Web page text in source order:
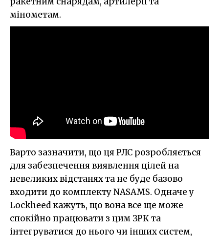
мінометам.
Варто зазначити, що ця РЛС розробляється
для забезпечення виявлення цілей на
невеликих відстанях та не буде базово
входити до комплекту NASAMS. Одначе у
Lockheed кажуть, що вона все ще може
спокійно працювати з цим ЗРК та
інтегруватися до нього чи інших систем,